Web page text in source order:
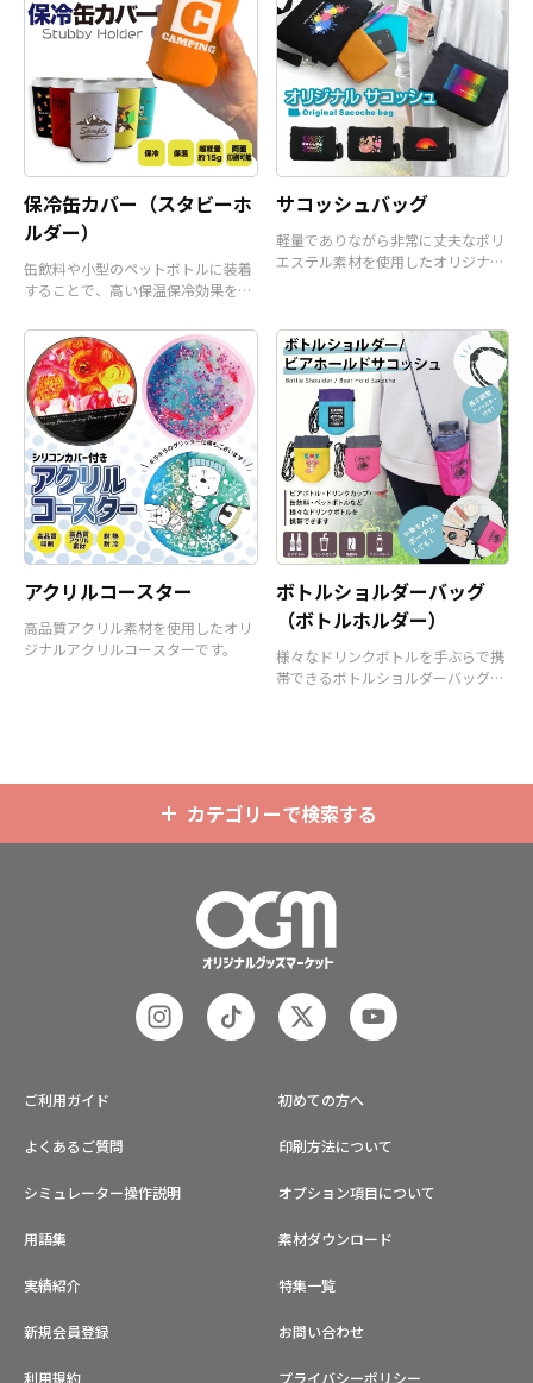
保冷缶カバー（スタビーホ
ルダー）
缶飲料や小型のペットボトルに装着
することで、高い保温保冷効果を発
サコッシュバッグ
軽量でありながら非常に丈夫なポリ
エステル素材を使用したオリジナル
アクリルコースター
高品質アクリル素材を使用したオリ
ジナルアクリルコースターです。
ボトルショルダーバッグ
（ボトルホルダー）
様々なドリンクボトルを手ぶらで携
帯できるボトルショルダーバッグ
カテゴリーで検索する
ご利用ガイド 初めての方へ
よくあるご質問 印刷方法について
シミュレーター操作説明 オプション項目について
用語集 素材ダウンロード
実績紹介 特集一覧
新規会員登録 お問い合わせ
利用規約 プライバシーポリシー